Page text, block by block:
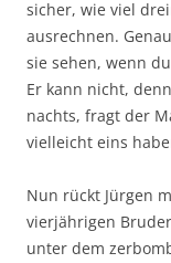
sicher, wie viel
ausrechnen.
sie sehen, wenn
Er kann nicht,
nachts, fragt der
vielleicht eins
Nun rückt Jürgen
vierjährigen
unter dem